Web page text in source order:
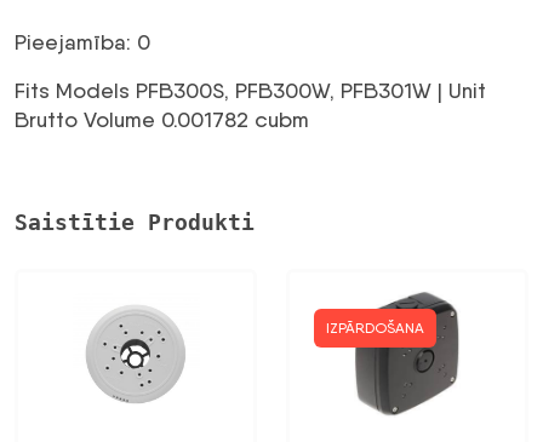
bija:
29,43 €.14,12 €.
Pieejamība: 0
Fits Models PFB300S, PFB300W, PFB301W | Unit
Brutto Volume 0.001782 cubm
Saistītie Produkti
IZPĀRDOŠANA